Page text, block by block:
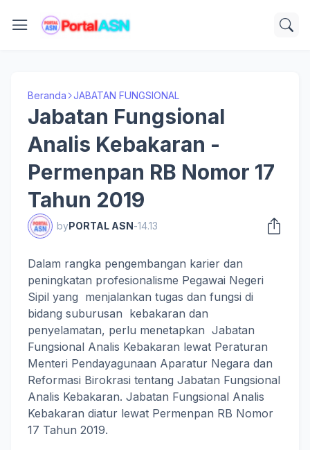
Beranda JABATAN FUNGSIONAL
Jabatan Fungsional
Analis Kebakaran -
Permenpan RB Nomor 17
Tahun 2019
byPORTAL ASN-14.13
Dalam rangka pengembangan karier dan
peningkatan profesionalisme Pegawai Negeri
Sipil yang menjalankan tugas dan fungsi di
bidang suburusan kebakaran dan
penyelamatan, perlu menetapkan Jabatan
Fungsional Analis Kebakaran lewat Peraturan
Menteri Pendayagunaan Aparatur Negara dan
Reformasi Birokrasi tentang Jabatan Fungsional
Analis Kebakaran. Jabatan Fungsional Analis
Kebakaran diatur lewat Permenpan RB Nomor
17 Tahun 2019.